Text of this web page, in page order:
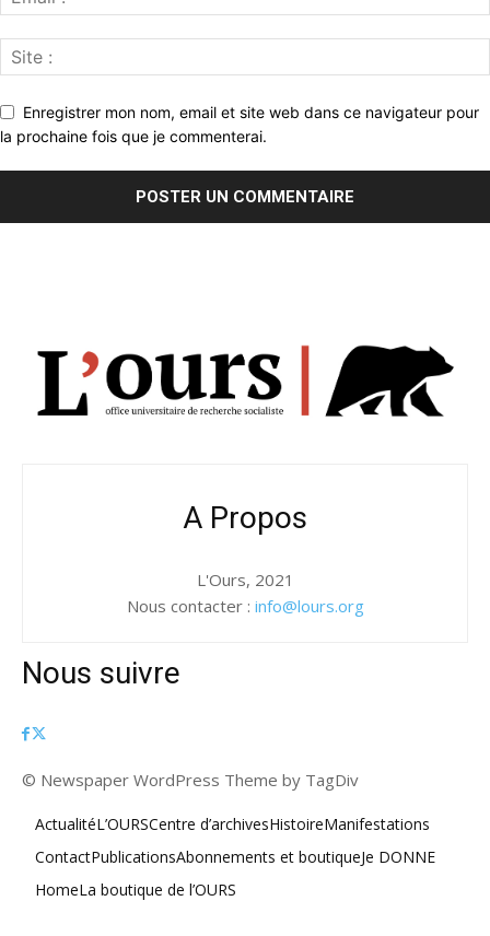
Enregistrer mon nom, email et site web dans ce navigateur pour
la prochaine fois que je commenterai.
A Propos
L'Ours, 2021
Nous contacter : info@lours.org
Nous suivre
© Newspaper WordPress Theme by TagDiv
ActualitéL’OURSCentre d’archivesHistoireManifestations
ContactPublicationsAbonnements et boutiqueJe DONNE
HomeLa boutique de l’OURS